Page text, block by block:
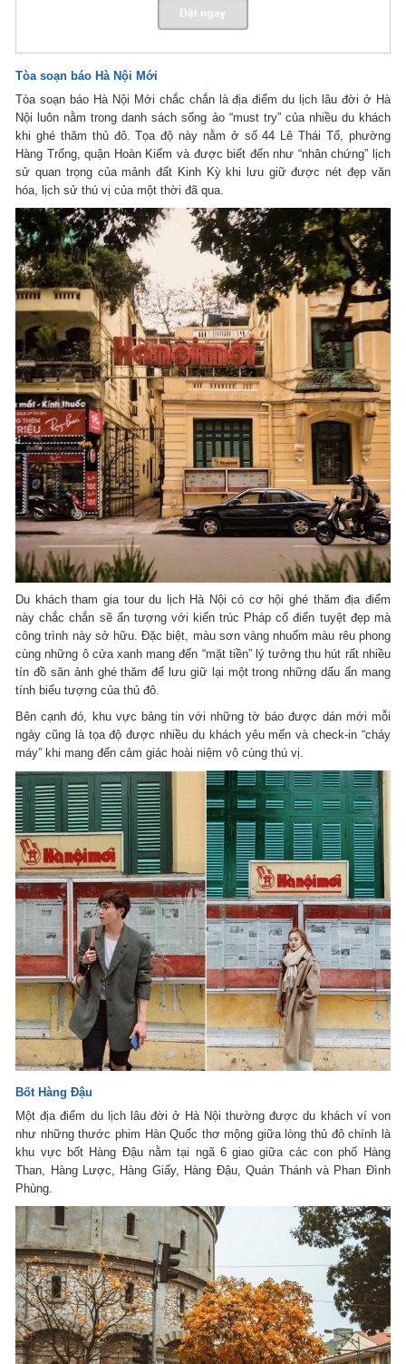
Tòa soạn báo Hà Nội Mới
Tòa soạn báo Hà Nội Mới chắc chắn là địa điểm du lịch lâu đời ở Hà
Nội luôn nằm trong danh sách sống ảo “must try” của nhiều du khách
khi ghé thăm thủ đô. Tọa độ này nằm ở số 44 Lê Thái Tổ, phường
Hàng Trống, quận Hoàn Kiếm và được biết đến như “nhân chứng” lịch
sử quan trọng của mảnh đất Kinh Kỳ khi lưu giữ được nét đẹp văn
hóa, lịch sử thú vị của một thời đã qua.
Du khách tham gia tour du lịch Hà Nội có cơ hội ghé thăm địa điểm
này chắc chắn sẽ ấn tượng với kiến trúc Pháp cổ điển tuyệt đẹp mà
công trình này sở hữu. Đặc biệt, màu sơn vàng nhuốm màu rêu phong
cùng những ô cửa xanh mang đến “mặt tiền” lý tưởng thu hút rất nhiều
tín đồ săn ảnh ghé thăm để lưu giữ lại một trong những dấu ấn mang
tính biểu tượng của thủ đô.
Bên cạnh đó, khu vực bảng tin với những tờ báo được dán mới mỗi
ngày cũng là tọa độ được nhiều du khách yêu mến và check-in “cháy
máy” khi mang đến cảm giác hoài niệm vô cùng thú vị.
Bốt Hàng Đậu
Một địa điểm du lịch lâu đời ở Hà Nội thường được du khách ví von
như những thước phim Hàn Quốc thơ mộng giữa lòng thủ đô chính là
khu vực bốt Hàng Đậu nằm tại ngã 6 giao giữa các con phố Hàng
Than, Hàng Lược, Hàng Giấy, Hàng Đậu, Quán Thánh và Phan Đình
Phùng.